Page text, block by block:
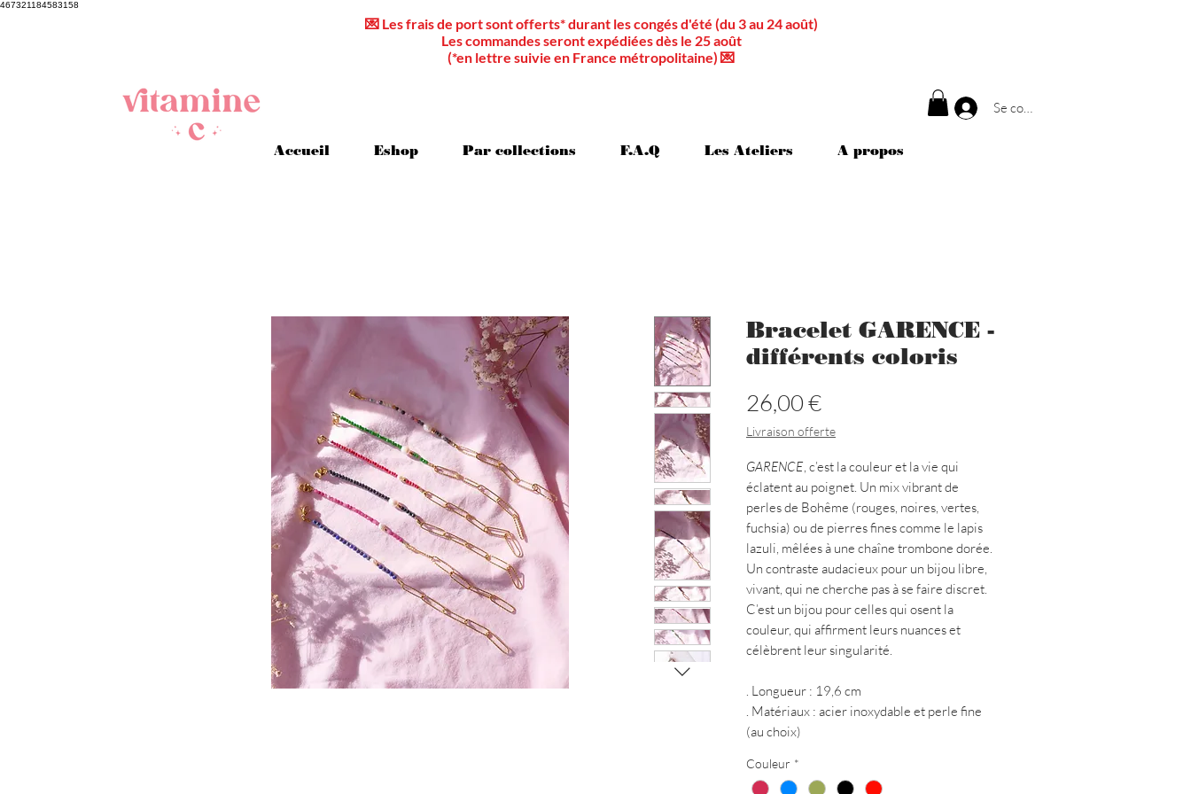
467321184583158
💌 Les frais de port sont offerts* durant les congés d'été (du 3 au 24 août)
Les commandes seront expédiées dès le 25 août
(*en lettre suivie en France métropolitaine) 💌
Accueil Eshop Par collections F.A.Q Les Ateliers A propos
Se connecter
Bracelet GARENCE -
différents coloris
26,00 €Prix
Livraison offerte
GARENCE, c’est la couleur et la vie qui
éclatent au poignet. Un mix vibrant de
perles de Bohême (rouges, noires, vertes,
fuchsia) ou de pierres fines comme le lapis
lazuli, mêlées à une chaîne trombone dorée.
Un contraste audacieux pour un bijou libre,
vivant, qui ne cherche pas à se faire discret.
C’est un bijou pour celles qui osent la
couleur, qui affirment leurs nuances et
célèbrent leur singularité.
. Longueur : 19,6 cm
. Matériaux : acier inoxydable et perle fine
(au choix)
✨ Garence, c’est la joie pure d’être multiple..
Couleur *